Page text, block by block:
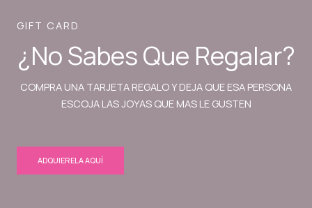
GIFT CARD
¿No Sabes Que Regalar?
COMPRA UNA TARJETA REGALO Y DEJA QUE ESA PERSONA
ESCOJA LAS JOYAS QUE MAS LE GUSTEN
ADQUIERELA AQUÍ